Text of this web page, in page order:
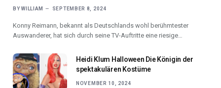
BY WILLIAM SEPTEMBER 8, 2024
Konny Reimann, bekannt als Deutschlands wohl berühmtester
Auswanderer, hat sich durch seine TV-Auftritte eine riesige…
Heidi Klum Halloween Die Königin der
spektakulären Kostüme
NOVEMBER 10, 2024